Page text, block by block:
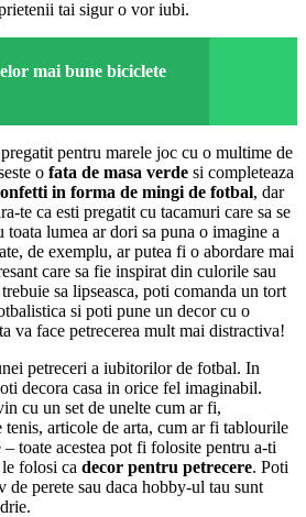
tai sigur o vor iubi.
mai bune biciclete
pentru marele joc cu o multime de
o fata de masa verde si completeaza
in forma de mingi de fotbal, dar
te ca esti pregatit cu tacamuri care sa se
toata lumea ar dori sa puna o imagine a
de exemplu, ar putea fi o abordare mai
care sa fie inspirat din culorile sau
sa lipseasca, poti comanda un tort
si poti pune un decor cu o
va face petrecerea mult mai distractiva!
petreceri a iubitorilor de fotbal. In
decora casa in orice fel imaginabil.
cu un set de unelte cum ar fi,
tenis, articole de arta, cum ar fi tablourile
toate acestea pot fi folosite pentru a-ti
folosi ca decor pentru petrecere. Poti
de perete sau daca hobby-ul tau sunt